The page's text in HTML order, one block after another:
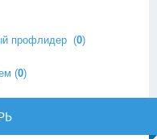
профлидер
(0)
(0)